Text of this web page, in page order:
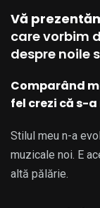
Vă
care vorbim
despre noile
Comparând
fel crezi că s-
Stilul meu n-a
muzicale noi. E
altă pălărie.